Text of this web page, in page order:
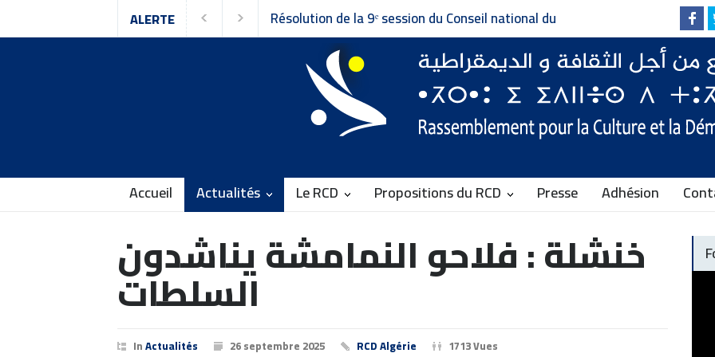
ALERTE Invitation à la presse - دعوة إلى وسائل الإعلام Faire vivre le pluralisme,
Communiqué du RCD
Accueil Actualités Le RCD Propositions du RCD Presse Adhésion
خنشلة : فلاحو النمامشة يناشدون
السلطات
InActualités 26 septembre 2025 RCD Algérie 1713 Vues